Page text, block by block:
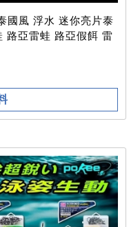
風 浮水 迷你亮片泰
路亞雷蛙 路亞假餌 雷